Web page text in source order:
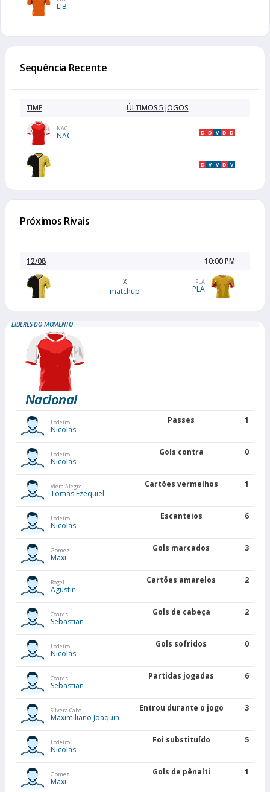
LIB
Sequência Recente
TIME ÚLTIMOS 5 JOGOS
NAC
NAC D D V D D
D V V D V
Próximos Rivais
12/08
10:00 PM
x
matchup
PLA
PLA
LÍDERES DO MOMENTO
Nacional
Lodeiro
Nicolás
Passes 1
Lodeiro
Nicolás
Gols contra 0
Viera Alegre
Tomas Ezequiel
Cartões vermelhos 1
Lodeiro
Nicolás
Escanteios 6
Gomez
Maxi
Gols marcados 3
Rogel
Agustin
Cartões amarelos 2
Coates
Sebastian
Gols de cabeça 2
Lodeiro
Nicolás
Gols sofridos 0
Coates
Sebastian
Partidas jogadas 6
Silvera Cabo
Maximiliano Joaquin
Entrou durante o jogo 3
Lodeiro
Nicolás
Foi substituído 5
Gomez
Maxi
Gols de pênalti 1